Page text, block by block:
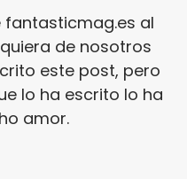
fantasticmag.es al
de nosotros
este post, pero
lo ha escrito lo ha
amor.